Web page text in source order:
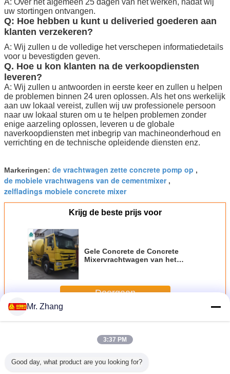
uw stortingen ontvangen.
Q: Hoe hebben u kunt u deliveried goederen aan
klanten verzekeren?
A: Wij zullen u de volledige het verschepen informatiedetails
voor u bevestigden geven.
Q. Hoe u kon klanten na de verkoopdiensten
leveren?
A: Wij zullen u antwoorden in eerste keer en zullen u helpen
de problemen binnen 24 uren oplossen. Als het ons werkelijk
aan uw lokaal vereist, zullen wij uw professionele persoon
naar uw lokaal sturen om u te helpen problemen zonder
enige aarzeling oplossen, leveren u de globale
naverkoopdiensten met inbegrip van machineonderhoud en
verrichting en de technische opleidende diensten enz.
Markeringen: de vrachtwagen zette concrete pomp op ,
de mobiele vrachtwagens van de cementmixer,
zelfladings mobiele concrete mixer
Krijg de beste prijs voor
Gele Concrete de Concrete
Mixervrachtwagen van het
Doorgaan
MeerConcreet Bouwmateriaal
Mr. Zhang
3:37 PM
Good day, what product are you looking for?